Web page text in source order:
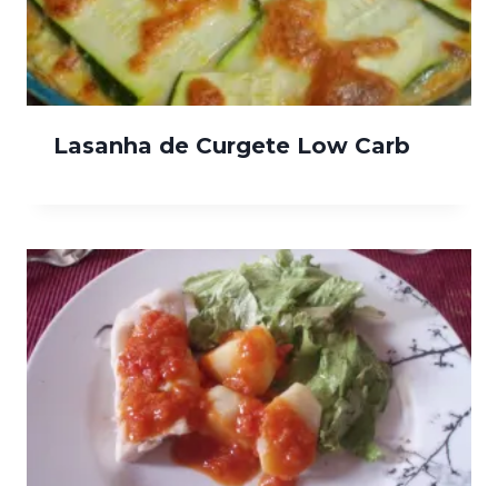
Lasanha de Curgete Low Carb